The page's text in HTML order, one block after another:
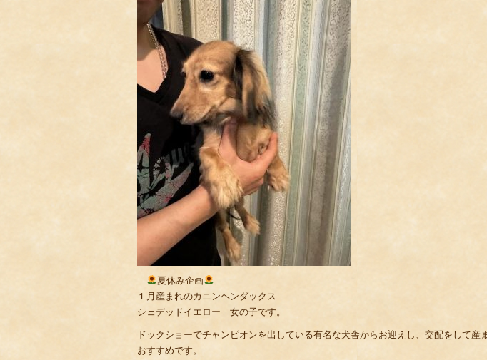
夏休み企画
１月産まれのカニンヘンダックス
シェデッドイエロー 女の子です。
ドックショーでチャンピオンを出している有名な犬舎からお迎えし、交配をして産
おすすめです。